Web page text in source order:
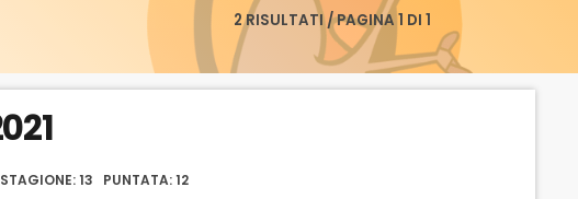
2 RISULTATI / PAGINA 1 DI 1
STAGIONE: 13 PUNTATA: 12